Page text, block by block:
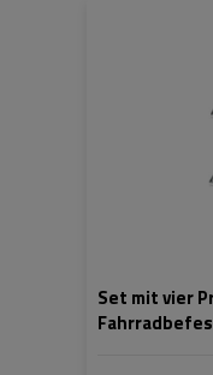
Set mit vier